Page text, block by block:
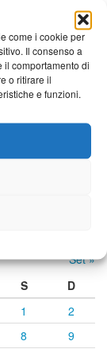
come i cookie per
Il consenso a
il comportamento di
o ritirare il
e funzioni.
33°C
22°C|33°C
Set »
S
D
1
2
8
9